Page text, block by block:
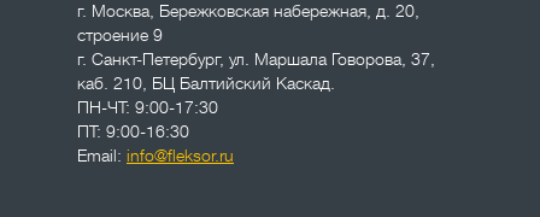
г. Москва Бережковская набережная, д. 20,
строение 9
г. Санкт-Петербург, ул. Маршала Говорова, 37,
каб. 210, БЦ Балтийский Каскад.
ПН-ЧТ: 9:00-17:30
ПТ: 9:00-16:30
Email: info@fleksor.ru